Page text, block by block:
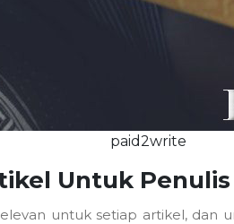
paid2write
Untuk
untuk setiap artikel, dan